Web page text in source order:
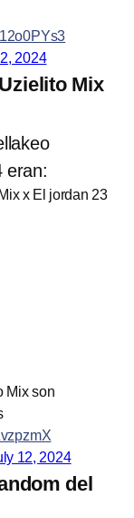
2024
Mix
eran:
x El jordan 23
Mix son
12, 2024
del